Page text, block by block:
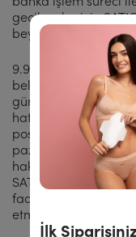
gecikmeler için
beyan ve taahhüt
9.9. SATICININ,
belirtilen veya daha
güncellenen adresi,
hatları ve diğer
posta, SMS, telefon
pazarlama, bildirim
hakkı
SATICI’nın
faaliyetlerinde
etmektedir.
İlk